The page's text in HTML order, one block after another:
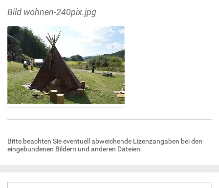
Bild wohnen-240pix.jpg
e
g
e
Bitte beachten Sie eventuell abweichende Lizenzangaben bei den
eingebundenen Bildern und anderen Dateien.